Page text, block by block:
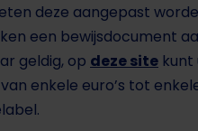
deze aangepast
een bewijsdocument
geldig, op deze site kunt
enkele euro’s tot